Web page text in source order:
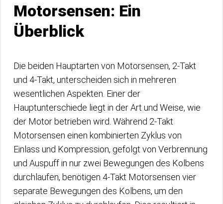
Motorsensen: Ein
Überblick
Die beiden Hauptarten von Motorsensen, 2-Takt
und 4-Takt, unterscheiden sich in mehreren
wesentlichen Aspekten. Einer der
Hauptunterschiede liegt in der Art und Weise, wie
der Motor betrieben wird. Während 2-Takt
Motorsensen einen kombinierten Zyklus von
Einlass und Kompression, gefolgt von Verbrennung
und Auspuff in nur zwei Bewegungen des Kolbens
durchlaufen, benötigen 4-Takt Motorsensen vier
separate Bewegungen des Kolbens, um den